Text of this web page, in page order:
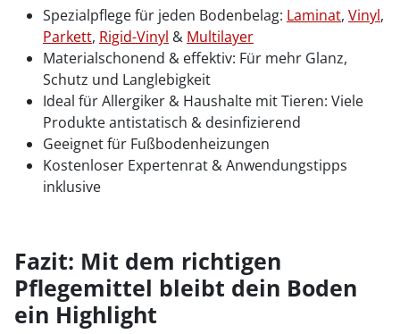
Spezialpflege für jeden Bodenbelag: Laminat, Vinyl,
Parkett, Rigid-Vinyl & Multilayer
Materialschonend & effektiv: Für mehr Glanz,
Schutz und Langlebigkeit
Ideal für Allergiker & Haushalte mit Tieren: Viele
Produkte antistatisch & desinfizierend
Geeignet für Fußbodenheizungen
Kostenloser Expertenrat & Anwendungstipps
inklusive
Fazit: Mit dem richtigen
Pflegemittel bleibt dein Boden
ein Highlight